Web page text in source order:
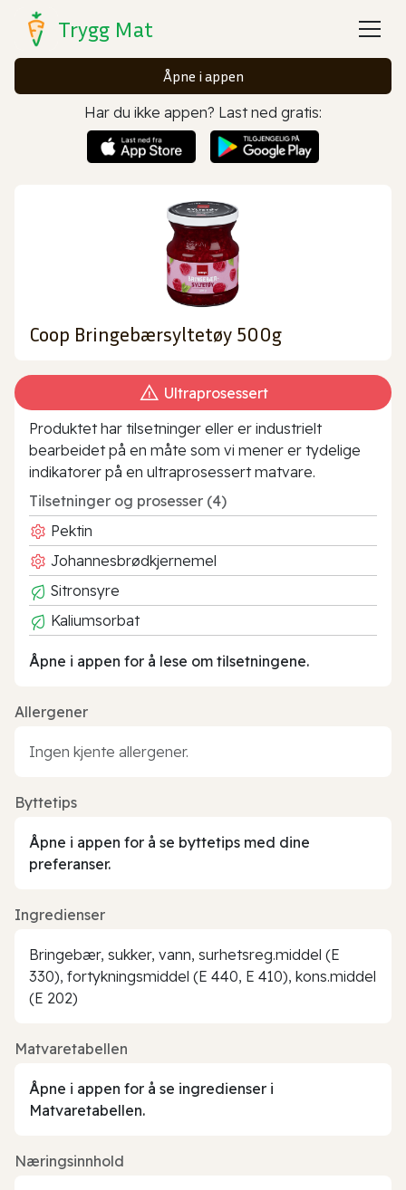
Trygg Mat
Åpne i appen
Har du ikke appen? Last ned gratis:
Coop Bringebærsyltetøy 500g
Ultraprosessert
Produktet har tilsetninger eller er industrielt
bearbeidet på en måte som vi mener er tydelige
indikatorer på en ultraprosessert matvare.
Tilsetninger og prosesser (4)
Pektin
Johannesbrødkjernemel
Sitronsyre
Kaliumsorbat
Åpne i appen for å lese om tilsetningene.
Allergener
Ingen kjente allergener.
Byttetips
Åpne i appen for å se byttetips med dine
preferanser.
Ingredienser
Bringebær, sukker, vann, surhetsreg.middel (E
330), fortykningsmiddel (E 440, E 410), kons.middel
(E 202)
Matvaretabellen
Åpne i appen for å se ingredienser i
Matvaretabellen.
Næringsinnhold